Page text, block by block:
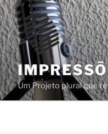
Skip
to
content
Um Projeto plural que